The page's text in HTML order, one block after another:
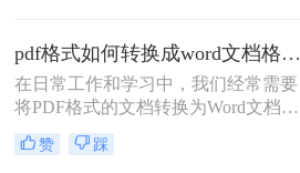
有效方法，帮助用户高效完成转换工
作。
pdf格式如何转换成word文档格式？教你三个PDF转换方法！
在日常工作和学习中，我们经常需要
将PDF格式的文档转换为Word文档格
式，以便进行编辑、修改或格式调
整。PDF虽然以其跨平台兼容性和安
赞 踩